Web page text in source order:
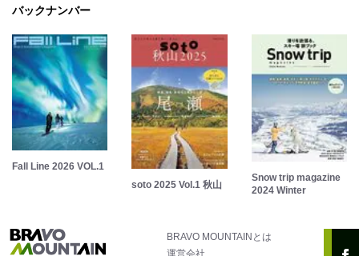
バックナンバー
Fall Line 2026 VOL.1
soto 2025 Vol.1 秋山
Snow trip magazine
2024 Winter
BRAVO MOUNTAINとは
運営会社